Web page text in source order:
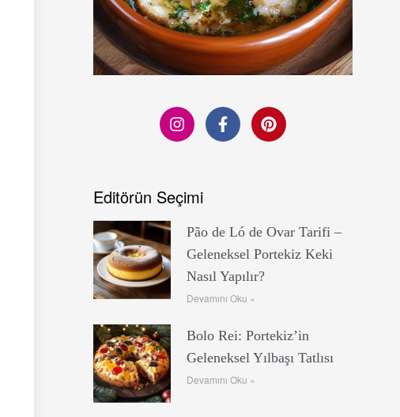
Editörün Seçimi
Pão de Ló de Ovar Tarifi –
Geleneksel Portekiz Keki
Nasıl Yapılır?
Devamını Oku »
Bolo Rei: Portekiz’in
Geleneksel Yılbaşı Tatlısı
Devamını Oku »